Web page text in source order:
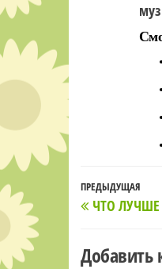
по
записям
Предыдущая
запись
ПРЕДЫДУЩАЯ
ЧТО ЛУЧШЕ
Добавить